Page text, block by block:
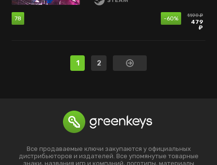
78 -60% 1199 ₽
479
₽
1 2
Все продаваемые ключи закупаются у официальных
дистрибьюторов и издателей. Все упомянутые товарные
знаки, названия игр и компаний, логотипы, материалы